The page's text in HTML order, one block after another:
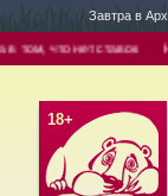
Завтра в
что нет ставок На-
18+